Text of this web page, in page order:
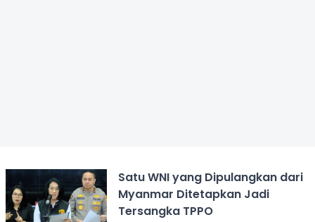
Satu WNI yang Dipulangkan dari
Myanmar Ditetapkan Jadi
Tersangka TPPO